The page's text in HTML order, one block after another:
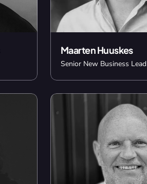
Maarten Huuskes
Senior New Business Lead